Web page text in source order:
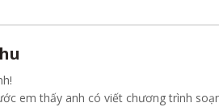
em thấy anh có viết chương trình